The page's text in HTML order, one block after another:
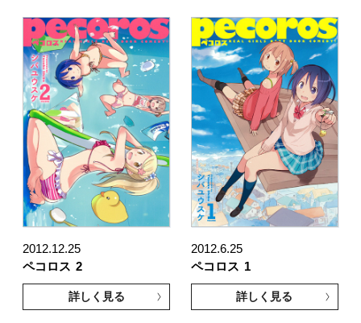
2012.12.25
ペコロス 2
詳しく見る
2012.6.25
ペコロス 1
詳しく見る